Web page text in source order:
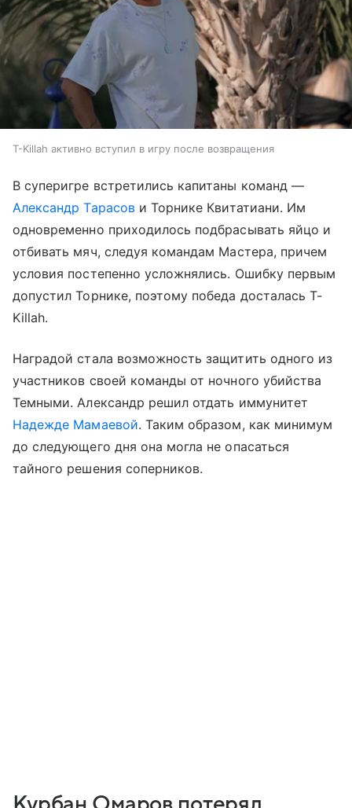
T-Killah активно вступил в игру после возвращения
В суперигре встретились капитаны команд —
Александр Тарасови Торнике Квитатиани. Им
одновременно приходилось подбрасывать яйцо и
отбивать мяч, следуя командам Мастера, причем
условия постепенно усложнялись. Ошибку первым
допустил Торнике, поэтому победа досталась T-
Killah.
Наградой стала возможность защитить одного из
участников своей команды от ночного убийства
Темными. Александр решил отдать иммунитет
Надежде Мамаевой. Таким образом, как минимум
до следующего дня она могла не опасаться
тайного решения соперников.